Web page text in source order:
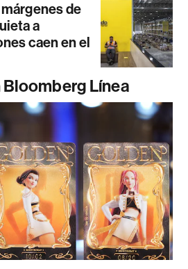
de
a
caen en el
Bloomberg Línea